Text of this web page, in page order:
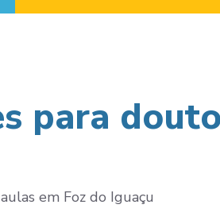
para
em Foz do Iguaçu